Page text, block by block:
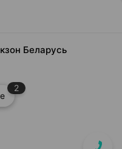
Беларусь
2